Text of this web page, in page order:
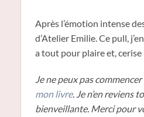
Après l’émotion intense
d’Atelier Emilie. Ce pull,
a tout pour plaire et,
Je ne peux pas
mon livre. Je n’en reviens
bienveillante. Merci pour